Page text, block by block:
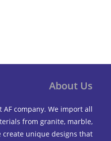
About Us
AF company. We import all
from granite, marble,
create unique designs that